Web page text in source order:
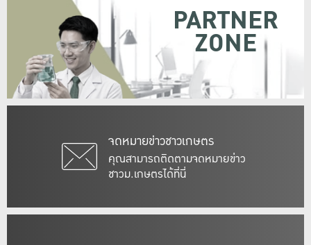
จดหมายข่าวชาวเกษตร
คุณสามารถติดตามจดหมายข่าว
ชาวม.เกษตรได้ที่นี่
PARTNER
ZONE